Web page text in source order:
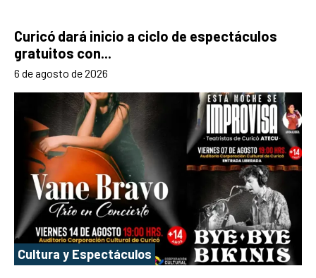
Curicó dará inicio a ciclo de espectáculos
gratuitos con...
6 de agosto de 2026
Cultura y Espectáculos